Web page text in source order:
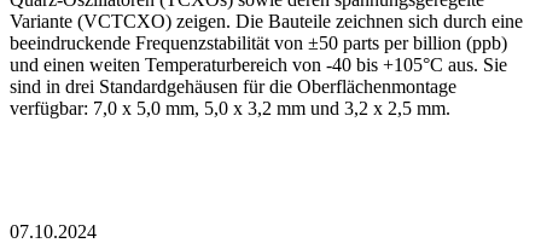
Variante (VCTCXO) zeigen. Die Bauteile zeichnen sich durch eine
beeindruckende Frequenzstabilität von ±50 parts per billion (ppb)
und einen weiten Temperaturbereich von -40 bis +105°C aus. Sie
sind in drei Standardgehäusen für die Oberflächenmontage
verfügbar: 7,0 x 5,0 mm, 5,0 x 3,2 mm und 3,2 x 2,5 mm.
07.10.2024